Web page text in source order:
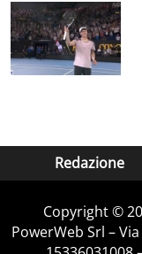
Redazione
Copyright ©
PowerWeb Srl –